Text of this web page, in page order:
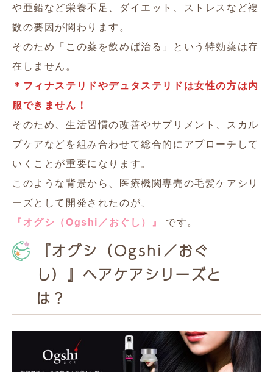
や亜鉛など栄養不足、ダイエット、ストレスなど複
数の要因が関わります。
そのため「この薬を飲めば治る」という特効薬は存
在しません。
＊フィナステリドやデュタステリドは女性の方は内
服できません！
そのため、生活習慣の改善やサプリメント、スカル
プケアなどを組み合わせて総合的にアプローチして
いくことが重要になります。
このような背景から、医療機関専売の毛髪ケアシリ
ーズとして開発されたのが、
『オグシ（Ogshi／おぐし）』
です。
『オグシ（Ogshi／おぐ
し）』ヘアケアシリーズと
は？